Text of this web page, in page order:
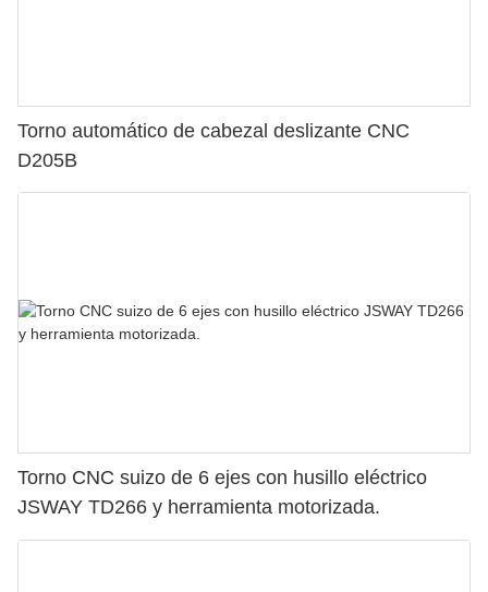
Torno automático de cabezal deslizante CNC
D205B
Torno CNC suizo de 6 ejes con husillo eléctrico
JSWAY TD266 y herramienta motorizada.